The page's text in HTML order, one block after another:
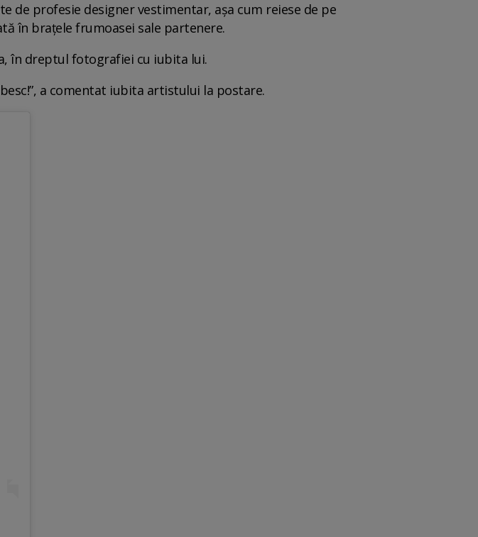
de profesie designer vestimentar, așa cum reiese de pe
în brațele frumoasei sale partenere.
în dreptul fotografiei cu iubita lui.
a comentat iubita artistului la postare.